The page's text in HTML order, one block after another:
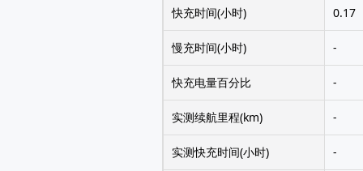
快充时间(小时) 0.17
慢充时间(小时) -
快充电量百分比 -
实测续航里程(km) -
实测快充时间(小时) -